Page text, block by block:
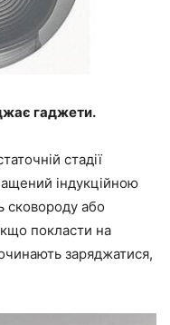
гаджети.
стадії
індукційною
сковороду або
покласти на
заряджатися,